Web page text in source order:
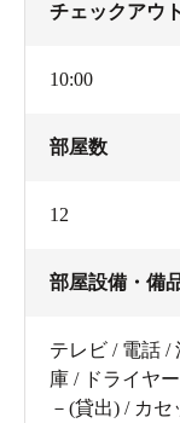
チェックアウト
10:00
部屋数
12
部屋設備・備
テレビ / 電話 /
庫 / ドライヤ
－(貸出) / カ